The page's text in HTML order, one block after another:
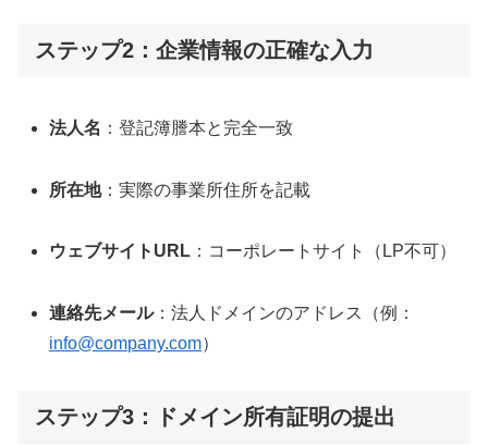
ステップ2：企業情報の正確な入力
法人名 ：登記簿謄本と完全一致
所在地：実際の事業所住所を記載
ウェブサイトURL ：コーポレートサイト（LP不可）
連絡先メール：法人ドメインのアドレス（例：
info@company.com）
ステップ3：ドメイン所有証明の提出